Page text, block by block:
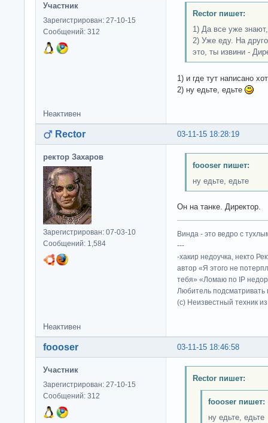
Участник
Зарегистрирован: 27-10-15
Сообщений: 312
Rector пишет:
1) Да все уже
2) Уже еду. На
это, ты извини -
1) и где тут написано
2) ну едьте, едьте
Неактивен
03-11-15 18:28:19
Rector
ректор Захаров
Зарегистрирован: 07-03-10
Сообщений: 1,584
foooser пишет:
ну едьте, едьте
Он на танке. Директор.
Винда - это ведро с
---
-хакир недоучка, некто
автор «Я этого не
тебя» «Ломаю по IP
Любитель подсматривать
(c) Неизвестный техник
Неактивен
03-11-15 18:46:58
foooser
Участник
Зарегистрирован: 27-10-15
Сообщений: 312
Rector пишет:
foooser пишет:
ну едьте, едьте